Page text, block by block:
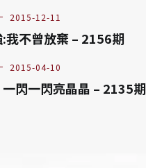
2015-12-11
我不曾放棄 – 2156期
2015-04-10
閃一閃亮晶晶 – 2135期